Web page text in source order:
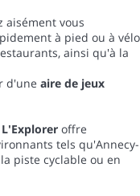
aisément vous
à pied ou à vélo
ainsi qu'à la
d'une aire de jeux
L'Explorer offre
tels qu'Annecy-
piste cyclable ou en